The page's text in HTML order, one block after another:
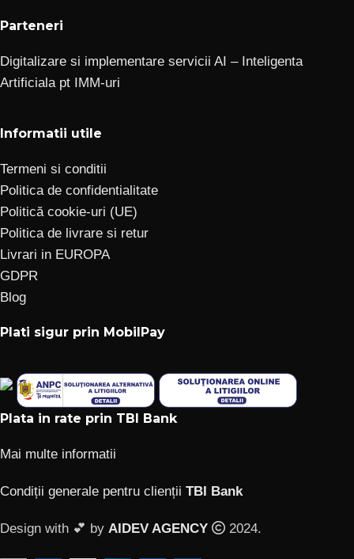
Parteneri
Digitalizare si implementare servicii AI – Inteligenta
Artificiala pt IMM-uri
Informatii utile
Termeni si conditii
Politica de confidentialitate
Politică cookie-uri (UE)
Politica de livrare si retur
Livrari in EUROPA
GDPR
Blog
Plati sigur prin MobilPay
Plata in rate prin TBI Bank
Mai multe informatii
Condiții generale pentru clienții TBI Bank
Design with 💕 by AIDEV AGENCY 2024.